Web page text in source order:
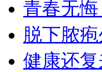
青春无
脱下脓
健康还